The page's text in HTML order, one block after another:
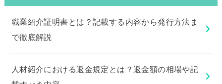
職業紹介証明書とは？記載する内容から発行方法ま
で徹底解説
人材紹介における返金規定とは？返金額の相場や記